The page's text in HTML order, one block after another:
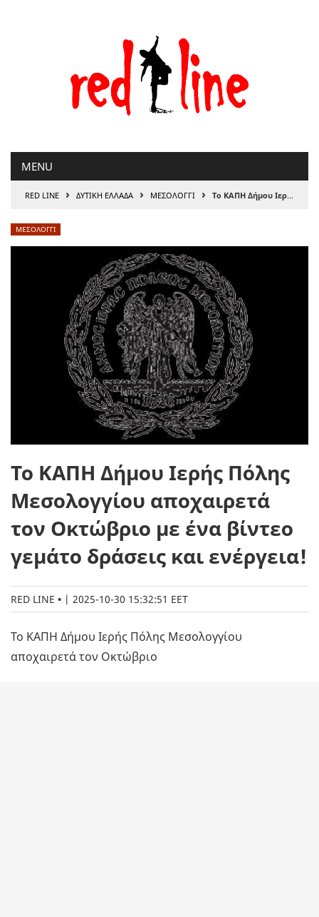
MENU
RED LINE › ΔΥΤΙΚΗ ΕΛΛΑΔΑ › ΜΕΣΟΛΟΓΓΙ › Το ΚΑΠΗ Δήμου Ιερής Πόλης Μεσολογγίου αποχαιρετά τον Οκτώβριο με ένα βίντεο γεμάτο δράσεις και ενέργεια!
ΜΕΣΟΛΟΓΓΙ
Το ΚΑΠΗ Δήμου Ιερής Πόλης
Μεσολογγίου αποχαιρετά
τον Οκτώβριο με ένα βίντεο
γεμάτο δράσεις και ενέργεια!
RED LINE | 2025-10-30 15:32:51 EET
Το ΚΑΠΗ Δήμου Ιερής Πόλης Μεσολογγίου
αποχαιρετά τον Οκτώβριο